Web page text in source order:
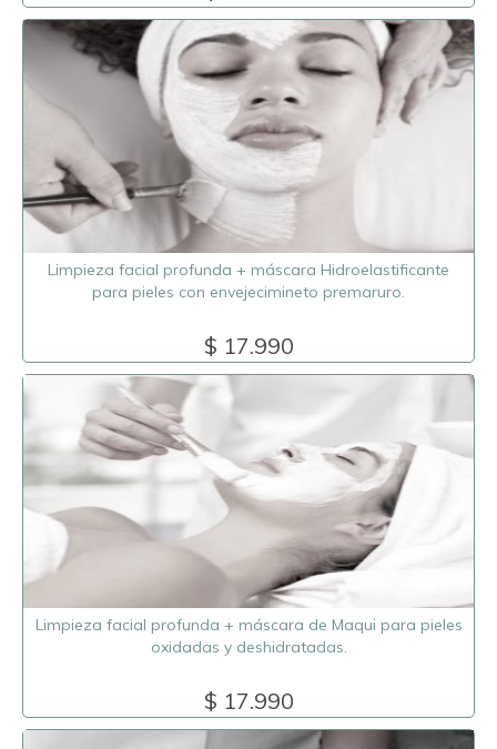
Limpieza facial profunda + máscara Hidroelastificante
para pieles con envejecimineto premaruro.
$ 17.990
Limpieza facial profunda + máscara de Maqui para pieles
oxidadas y deshidratadas.
$ 17.990